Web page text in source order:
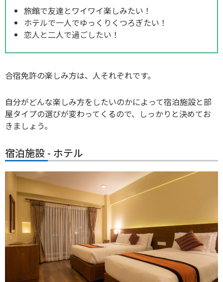
旅館で友達とワイワイ楽しみたい！
ホテルで一人でゆっくりくつろぎたい！
恋人と二人で過ごしたい！
合宿免許の楽しみ方は、人それぞれです。
自分がどんな楽しみ方をしたいのかによって宿泊施設と部
屋タイプの選びが変わってくるので、しっかりと決めてお
きましょう。
宿泊施設 - ホテル